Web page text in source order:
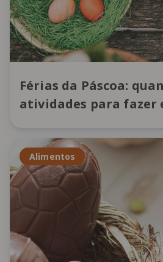
Férias da Páscoa:
atividades para fazer
Alimentos